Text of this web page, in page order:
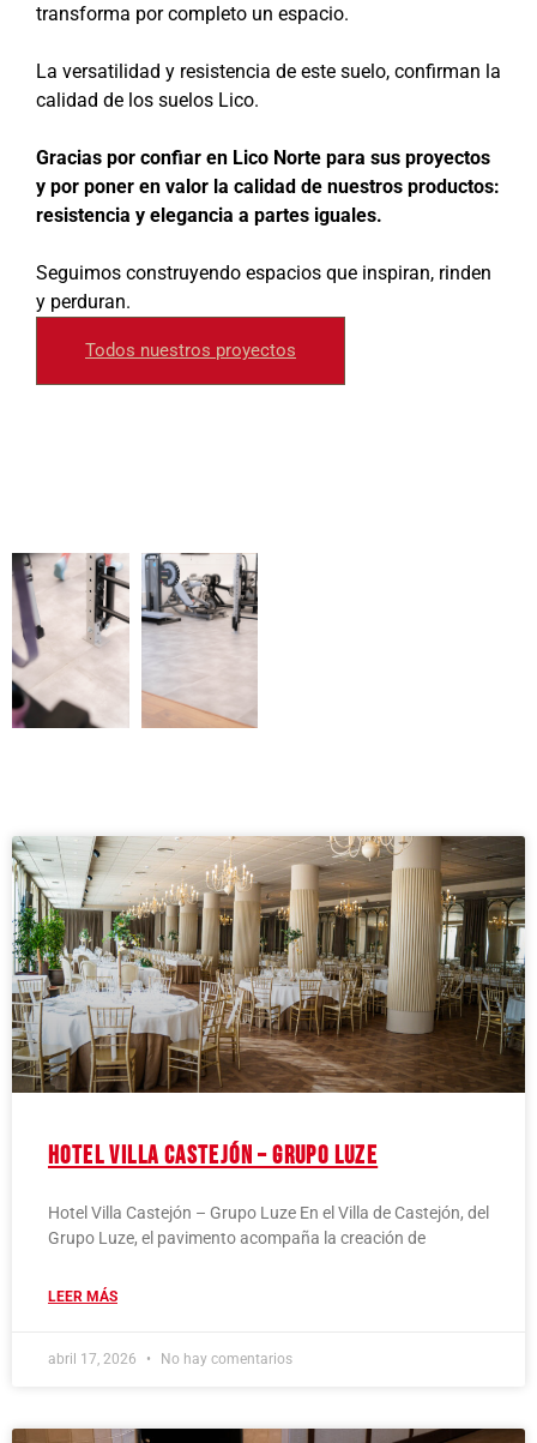
transforma por completo un espacio.
La versatilidad y resistencia de este suelo, confirman la
calidad de los suelos Lico.
Gracias por confiar en Lico Norte para sus proyectos
y por poner en valor la calidad de nuestros productos:
resistencia y elegancia a partes iguales.
Seguimos construyendo espacios que inspiran, rinden
y perduran.
Todos nuestros proyectos
Hotel Villa Castejón – Grupo Luze
Hotel Villa Castejón – Grupo Luze En el Villa de Castejón, del
Grupo Luze, el pavimento acompaña la creación de
LEER MÁS
abril 17, 2026 No hay comentarios